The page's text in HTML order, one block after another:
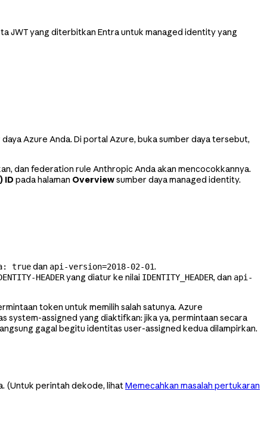
JWT yang diterbitkan Entra untuk managed identity yang
Azure Anda. Di portal Azure, buka sumber daya tersebut,
dan federation rule Anthropic Anda akan mencocokkannya.
ID pada halaman Overviewsumber daya managed identity.
truedan api-version=2018-02-01.
HEADERyang diatur ke nilai IDENTITY_HEADER, dan api-
token untuk memilih salah satunya. Azure
system-assigned yang diaktifkan: jika ya, permintaan secara
gagal begitu identitas user-assigned kedua dilampirkan.
(Untuk perintah dekode, lihatMemecahkan masalah pertukaran